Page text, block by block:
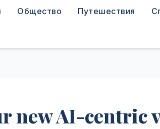
Общество Путешествия
new AI-centric